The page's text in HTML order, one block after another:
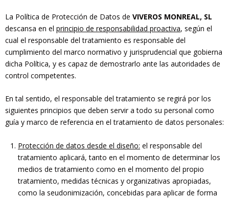
La Política de Protección de Datos de VIVEROS MONREAL, SL
descansa en el principio de responsabilidad proactiva, según el
cual el responsable del tratamiento es responsable del
cumplimiento del marco normativo y jurisprudencial que gobierna
dicha Política, y es capaz de demostrarlo ante las autoridades de
control competentes.
En tal sentido, el responsable del tratamiento se regirá por los
siguientes principios que deben servir a todo su personal como
guía y marco de referencia en el tratamiento de datos personales:
Protección de datos desde el diseño: el responsable del
tratamiento aplicará, tanto en el momento de determinar los
medios de tratamiento como en el momento del propio
tratamiento, medidas técnicas y organizativas apropiadas,
como la seudonimización, concebidas para aplicar de forma